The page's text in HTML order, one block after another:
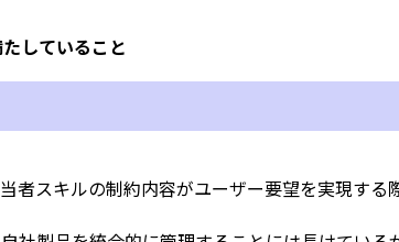
していること
者スキルの制約内容がユーザー要望を実現する